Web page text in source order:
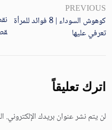
PREVIOUS
كوهوش السوداء | 8 فوائد للمرأة
تعرفي عليها
اترك تعليقاً
لن يتم نشر عنوان بريدك الإلكتروني.